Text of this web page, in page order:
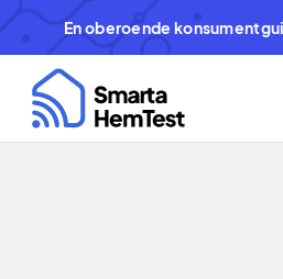
En oberoende